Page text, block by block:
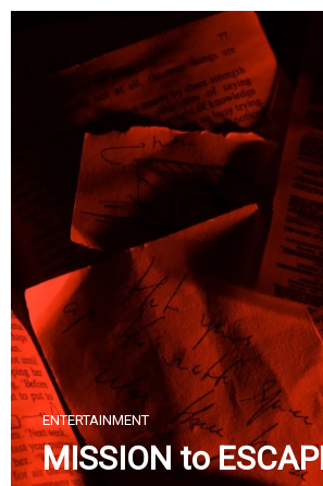
Skip
ENTERTAINMENT
MISSION to